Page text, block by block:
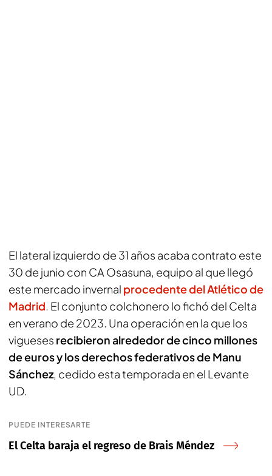
El lateral izquierdo de 31 años acaba contrato este
30 de junio con CA Osasuna, equipo al que llegó
este mercado invernal procedente del Atlético de
Madrid. El conjunto colchonero lo fichó del Celta
en verano de 2023. Una operación en la que los
vigueses recibieron alrededor de cinco millones
de euros y los derechos federativos de Manu
Sánchez, cedido esta temporada en el Levante
UD.
PUEDE INTERESARTE
El Celta baraja el regreso de Brais Méndez